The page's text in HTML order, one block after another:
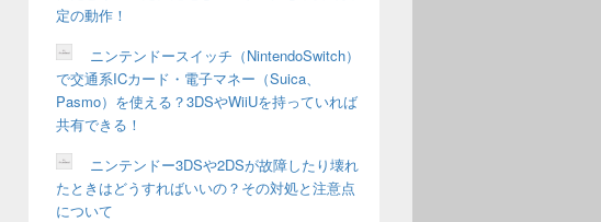
定の動作！
ニンテンドースイッチ（NintendoSwitch）
で交通系ICカード・電子マネー（Suica、
Pasmo）を使える？3DSやWiiUを持っていれば
共有できる！
ニンテンドー3DSや2DSが故障したり壊れ
たときはどうすればいいの？その対処と注意点
について